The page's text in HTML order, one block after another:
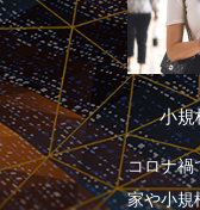
小規
コロナ禍
家や小規